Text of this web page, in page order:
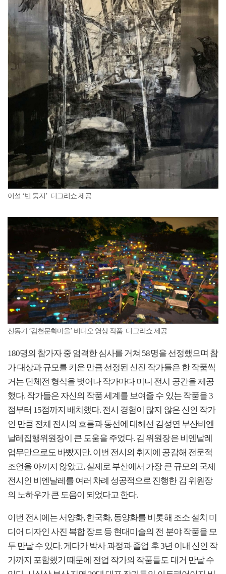
이설 ‘빈 둥지’. 디그리쇼 제공
신동기 ‘감천문화마을’ 비디오 영상 작품. 디그리쇼 제공
180명의 참가자 중 엄격한 심사를 거쳐 58명을 선정했으며 참
가 대상과 규모를 키운 만큼 선정된 신진 작가들은 한 작품씩
거는 단체전 형식을 벗어나 작가마다 미니 전시 공간을 제공
했다. 작가들은 자신의 작품 세계를 보여줄 수 있는 작품을 3
점부터 15점까지 배치했다. 전시 경험이 많지 않은 신인 작가
인 만큼 전체 전시의 흐름과 동선에 대해선 김성연 부산비엔
날레집행위원장이 큰 도움을 주었다. 김 위원장은 비엔날레
업무만으로도 바빴지만, 이번 전시의 취지에 공감해 전문적
조언을 아끼지 않았고, 실제로 부산에서 가장 큰 규모의 국제
전시인 비엔날레를 여러 차례 성공적으로 진행한 김 위원장
의 노하우가 큰 도움이 되었다고 한다.
이번 전시에는 서양화, 한국화, 동양화를 비롯해 조소 설치 미
디어 디자인 사진 복합 장르 등 현대미술의 전 분야 작품을 모
두 만날 수 있다. 게다가 박사 과정과 졸업 후 3년 이내 신인 작
가까지 포함했기 때문에 전업 작가의 작품들도 대거 만날 수